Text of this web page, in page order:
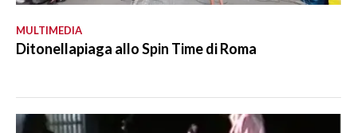
MULTIMEDIA
Ditonellapiaga allo Spin Time di Roma